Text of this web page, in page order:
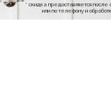
* скидка предоставляется
или по телефону и